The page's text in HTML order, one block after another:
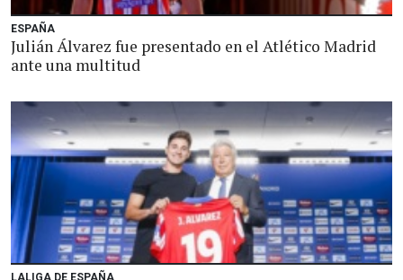
ESPAÑA
Julián Álvarez fue presentado en el Atlético Madrid
ante una multitud
LALIGA DE ESPAÑA